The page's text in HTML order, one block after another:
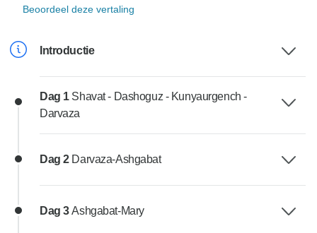
Beoordeel deze vertaling
Introductie
Dag 1 Shavat - Dashoguz - Kunyaurgench -
Darvaza
Dag 2 Darvaza-Ashgabat
Dag 3Ashgabat-Mary